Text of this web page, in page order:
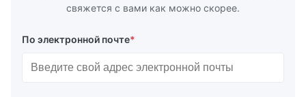
свяжется с вами как можно скорее.
По электронной почте*